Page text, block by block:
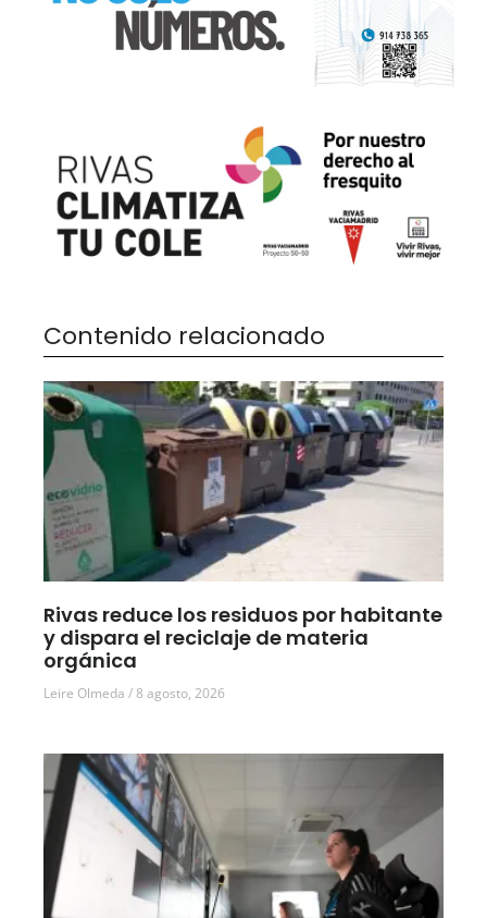
Contenido relacionado
Rivas reduce los residuos por habitante
y dispara el reciclaje de materia
orgánica
Leire Olmeda 8 agosto, 2026